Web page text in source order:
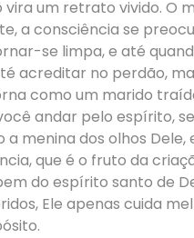
um retrato vivido. O
a consciência se
se limpa, e até
acreditar no perdão,
como um marido
andar pelo espírito,
menina dos olhos
que é o fruto da
do espírito santo de
Ele apenas cuida